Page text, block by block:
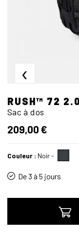
‹
RUSH™ 72
Sac à dos
209,00 €
Couleur : Noir-
De 3 à 5 jours